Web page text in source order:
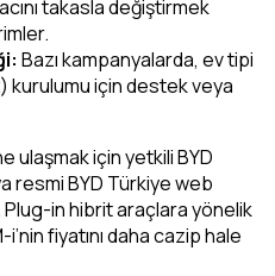
takasla değiştirmek
Bazı kampanyalarda, ev tipi
kurulumu için destek veya
ulaşmak için yetkili BYD
resmi BYD Türkiye web
in hibrit araçlara yönelik
fiyatını daha cazip hale